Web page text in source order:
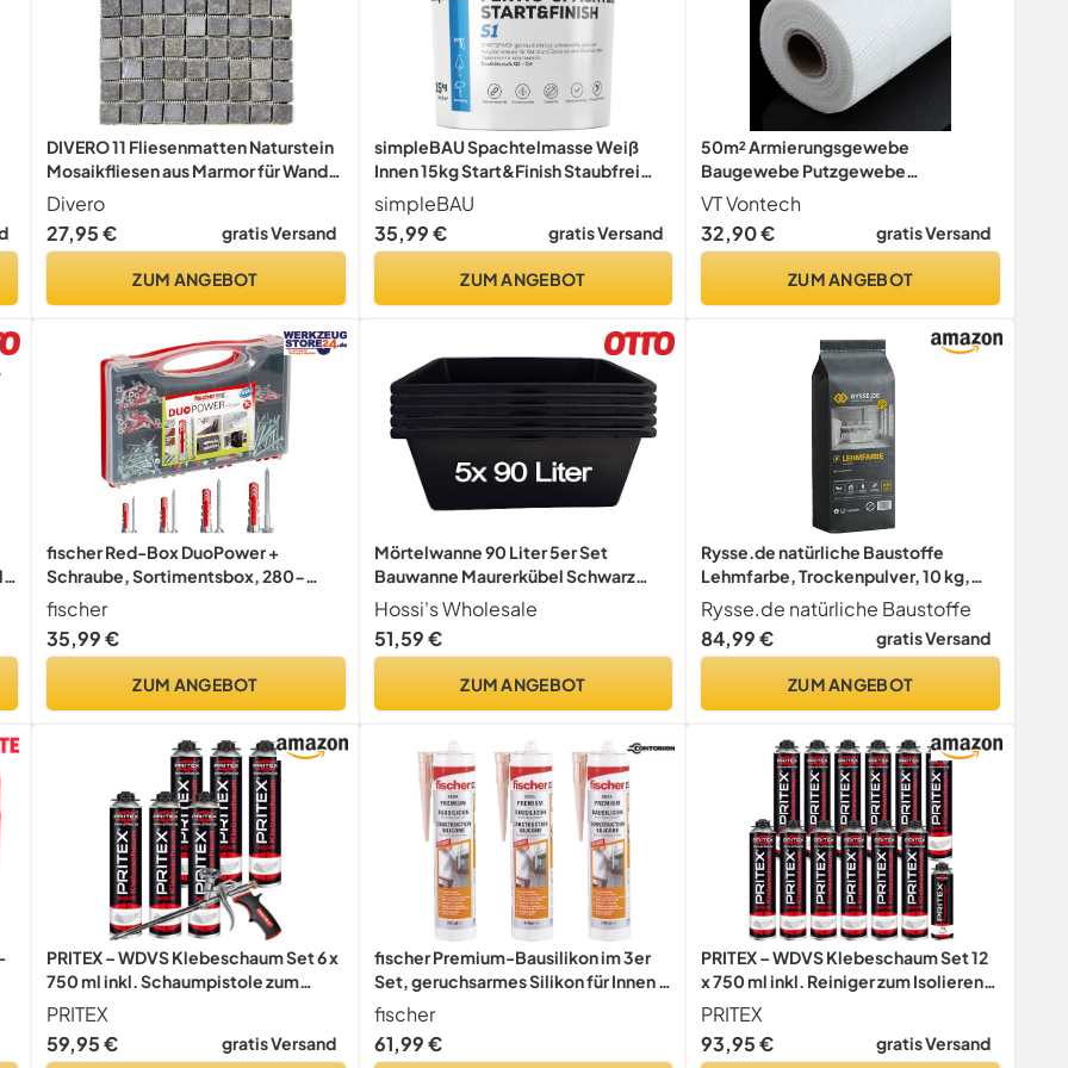
DIVERO 11 Fliesenmatten Naturstein
Mosaikfliesen aus Marmor für Wand
und Boden grau á 29 x 29 cm
Divero
27,95 €
gratis Versand
ZUM ANGEBOT
simpleBAU Spachtelmasse Weiß
Innen 15kg Start&Finish Staubfrei
Schleifbar
simpleBAU
35,99 €
gratis Versand
ZUM ANGEBOT
50m² Armierungsgewebe
Baugewebe Putzgewebe
Glasfasergewebe 75g/m² 4x4mm
VT Vontech
32,90 €
gratis Versand
ZUM ANGEBOT
-
fischer Red-Box DuoPower +
Schraube, Sortimentsbox, 280-
teilig mit Schrauben & DuoPower
Dübeln in verschiedenen Größen,
vorsortiertes Set für zahlreiche
fischer
35,99 €
ZUM ANGEBOT
Mörtelwanne 90 Liter 5er Set
Bauwanne Maurerkübel Schwarz
Baukübel Profi
Hossi's Wholesale
51,59 €
ZUM ANGEBOT
Rysse.de natürliche Baustoffe
Lehmfarbe, Trockenpulver, 10 kg,
Reichweite ca. 76 m² (Goldocker)
Rysse.de natürliche Baustoffe
84,99 €
gratis Versand
ZUM ANGEBOT
PRITEX – WDVS Klebeschaum Set 6 x
750 ml inkl. Schaumpistole zum
Isolieren, Fixieren & Befestigen –
Montageschaum Dämmstoffkleber
mit sehr guter Haftung, Bauschaum
PRITEX
59,95 €
gratis Versand
fischer Premium-Bausilikon im 3er
Set, geruchsarmes Silikon für Innen &
Außen, wetterfest, für viele
Anwendungen und Baustoffe,
Langzeitschutz vor Schimmel, je 310
fischer
61,99 €
PRITEX – WDVS Klebeschaum Set 12
x 750 ml inkl. Reiniger zum Isolieren,
Fixieren & Befestigen ///
Bauschaum Dämmstoffkleber mit
sehr guter Haftung, niedrigem
PRITEX
93,95 €
gratis Versand